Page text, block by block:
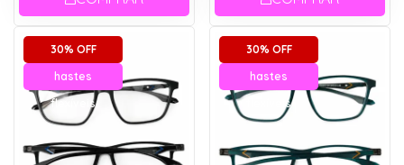
30% OFF
hastes
flexíveis
30% OFF
hastes
flexíveis